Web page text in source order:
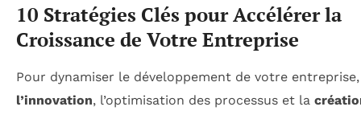
10 Stratégies Clés pour Accélérer la
Croissance de Votre Entreprise
Pour dynamiser le développement de votre entreprise,
l’innovation, l’optimisation des processus et la